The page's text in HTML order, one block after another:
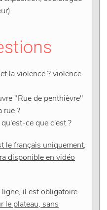
la violence ? violence
"Rue de penthièvre"
rue ?
ce que c'est ?
le français uniquement,
disponible en vidéo
il est obligatoire
le plateau, sans